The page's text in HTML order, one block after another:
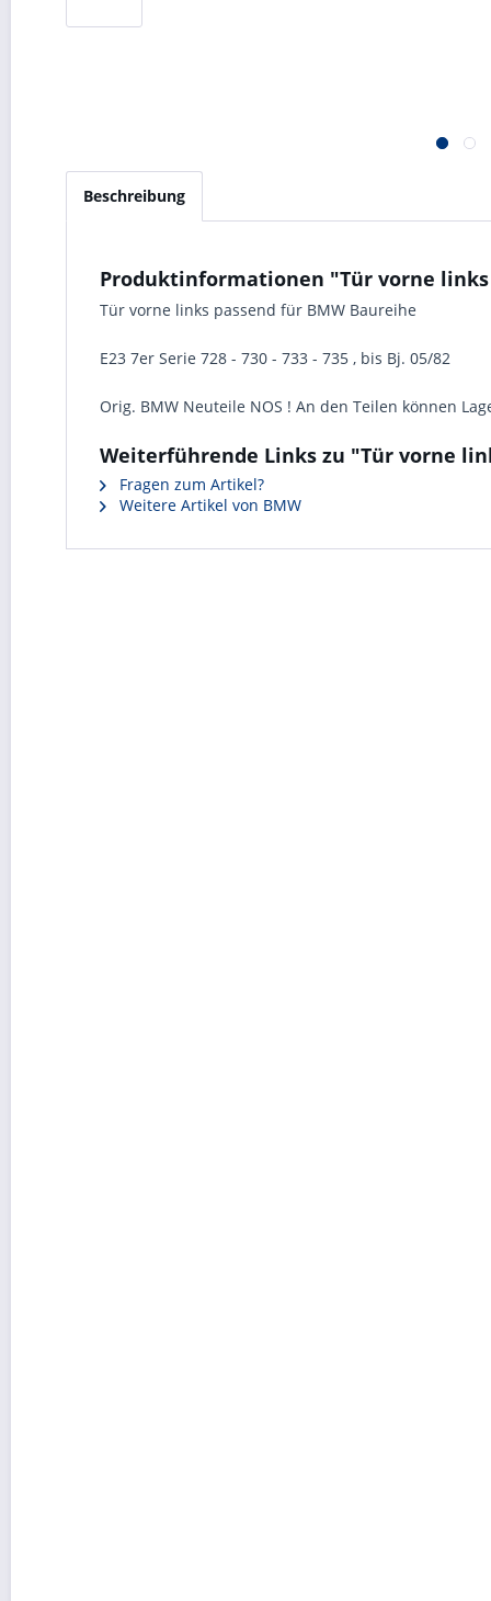
Beschreibung
Produktinformationen "Tür vorne links
Tür vorne links passend für BMW Baureihe
E23 7er Serie 728 - 730 - 733 - 735 , bis Bj. 05/82
Orig. BMW Neuteile NOS ! An den Teilen können
Weiterführende Links zu "Tür vorne
Fragen zum Artikel?
Weitere Artikel von BMW